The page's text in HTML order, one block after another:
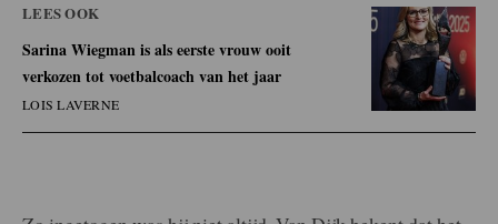
LEES OOK
Sarina Wiegman is als eerste vrouw ooit
verkozen tot voetbalcoach van het jaar
LOIS LAVERNE